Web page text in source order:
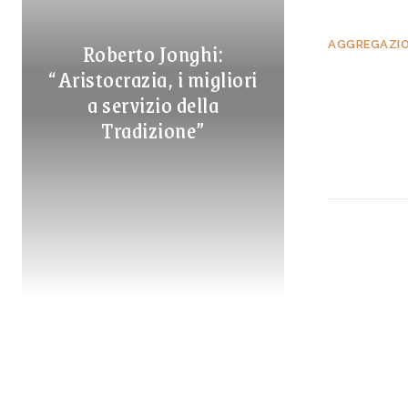
Roberto Jonghi:
“Aristocrazia, i migliori
a servizio della
Tradizione”